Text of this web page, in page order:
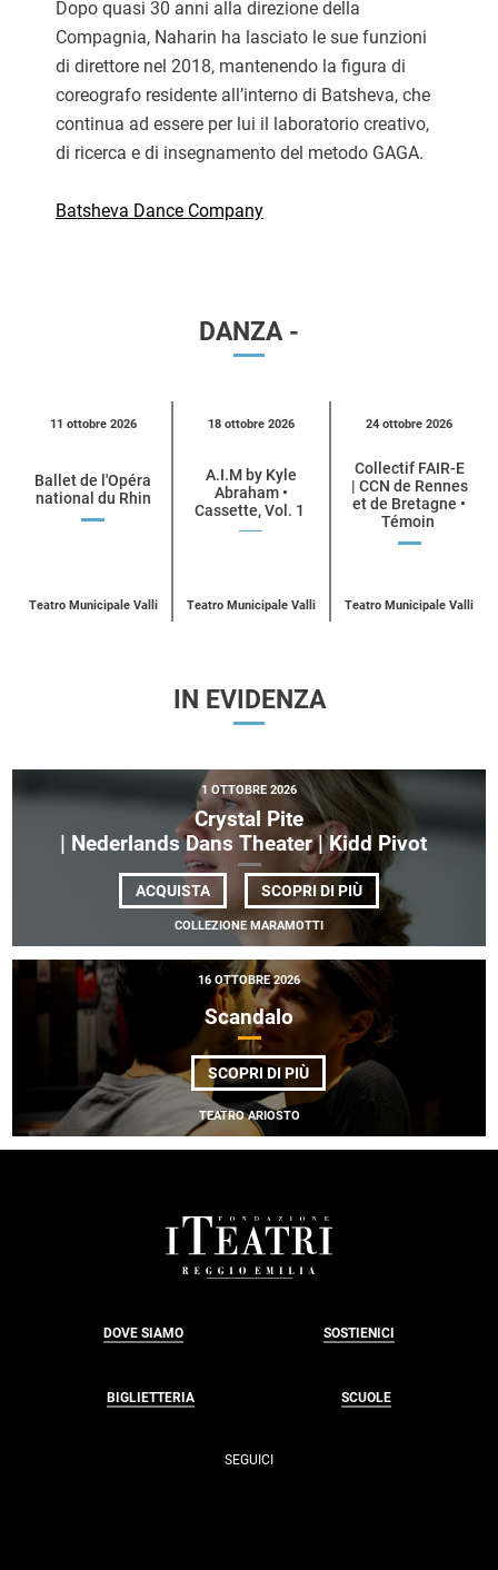
Dopo quasi 30 anni alla direzione della
Compagnia, Naharin ha lasciato le sue funzioni
di direttore nel 2018, mantenendo la figura di
coreografo residente all’interno di Batsheva, che
continua ad essere per lui il laboratorio creativo,
di ricerca e di insegnamento del metodo GAGA.
Batsheva Dance Company
DANZA -
Calendario
per
categoria
11 ottobre 2026
Ballet de l'Opéra
national du Rhin
L’OPÉRA
NATIONAL
Teatro Municipale Valli
18 ottobre 2026
A.I.M by Kyle
Abraham •
Cassette, Vol. 1
KYLE
ABRAHAM
Teatro Municipale Valli
24 ottobre 2026
Collectif FAIR-E
| CCN de Rennes
et de Bretagne •
Témoin
E
| CCN DE
Teatro Municipale Valli
IN EVIDENZA
1 OTTOBRE 2026
Crystal Pite
| Nederlands Dans Theater | Kidd Pivot
ACQUISTA SCOPRI DI PIÙDI
CRYSTAL
| NEDERLANDS
COLLEZIONE MARAMOTTI
16 OTTOBRE 2026
Scandalo
SCOPRI DI PIÙDI
SCANDALO
TEATRO ARIOSTO
DOVE SIAMO SOSTIENICI
BIGLIETTERIA SCUOLE
SEGUICI